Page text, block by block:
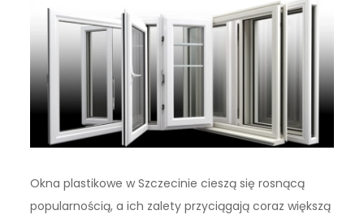
Okna plastikowe w Szczecinie cieszą się rosnącą
popularnością, a ich zalety przyciągają coraz większą